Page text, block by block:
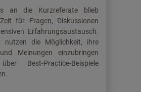
an die Kurzreferate blieb
für Fragen, Diskussionen
Erfahrungsaustausch.
nutzen die Möglichkeit, ihre
Meinungen einzubringen
Best-Practice-Beispiele